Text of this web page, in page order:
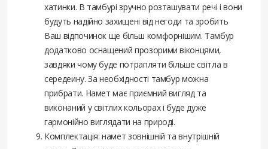
хатинки. В тамбурі зручно розташувати речі і вони
будуть надійно захищені від негоди та зробить
Ваш відпочинок ще більш комфорнішим. Тамбур
додатково оснащений прозорими віконцями,
завдяки чому буде потрапляти більше світла в
середеину. За необхідності тамбур можна
прибрати. Намет має приємний вигляд та
виконаний у світлих кольорах і буде дуже
гармонійно виглядати на природі.
Комплектація: намет зовнішній та внутрішній